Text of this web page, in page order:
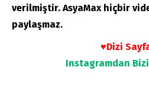
verilmiştir. AsyaMax hiçbir
paylaşmaz.
♥Dizi
Instagramdan